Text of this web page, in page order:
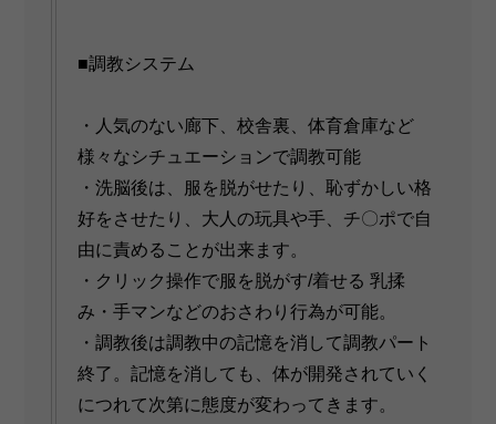
■調教システム
・人気のない廊下、校舎裏、体育倉庫など
様々なシチュエーションで調教可能
・洗脳後は、服を脱がせたり、恥ずかしい格
好をさせたり、大人の玩具や手、チ〇ポで自
由に責めることが出来ます。
・クリック操作で服を脱がす/着せる 乳揉
み・手マンなどのおさわり行為が可能。
・調教後は調教中の記憶を消して調教パート
終了。記憶を消しても、体が開発されていく
につれて次第に態度が変わってきます。